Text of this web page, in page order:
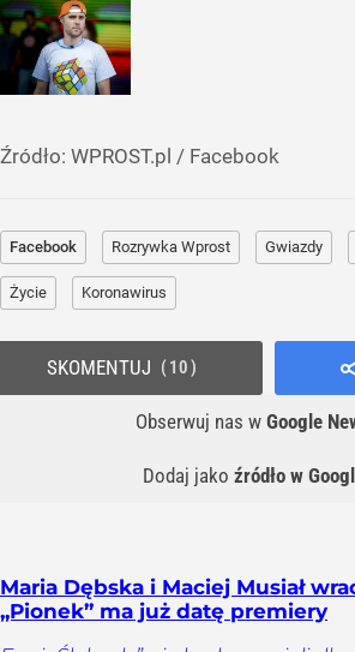
Źródło: WPROST.pl / Facebook
Facebook Rozrywka Wprost Gwiazdy
Życie Koronawirus
Obserwuj nas w Google
Dodaj jako źródło w
SKOMENTUJ 10
Maria Dębska i Maciej Musiał
„Pionek” ma już datę premiery